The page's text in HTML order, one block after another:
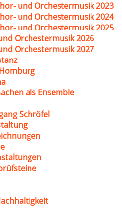
und Orchestermusik 2023
und Orchestermusik 2024
und Orchestermusik 2025
Orchestermusik 2026
Orchestermusik 2027
als Ensemble
Schröfel